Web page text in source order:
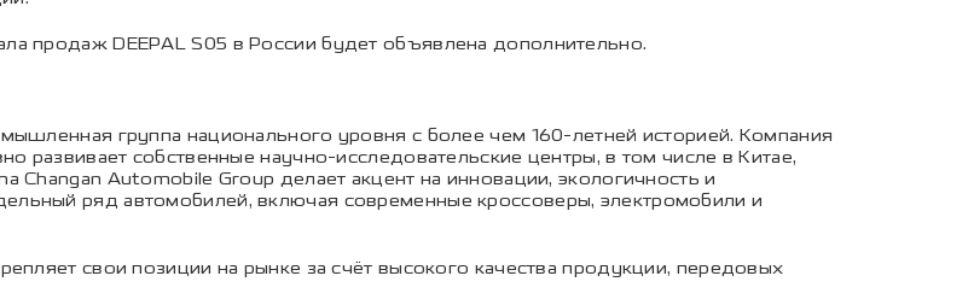
продаж DEEPAL S05 в России будет объявлена дополнительно.
группа национального уровня с более чем 160-летней историей. Компания
развивает собственные научно-исследовательские центры, в том числе в Китае,
Automobile Group делает акцент на инновации, экологичность и
ряд автомобилей, включая современные кроссоверы, электромобили и
свои позиции на рынке за счёт высокого качества продукции, передовых